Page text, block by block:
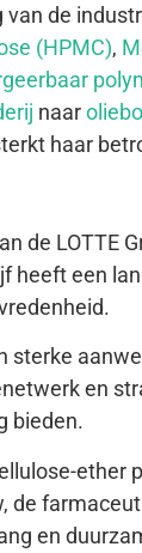
de
(HPMC),
naar
haar
de
heeft een
en
bieden.
de
en